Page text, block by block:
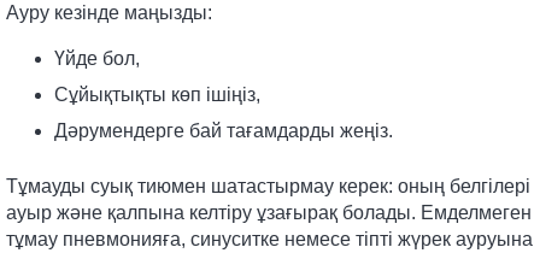
Ауру кезінде маңызды:
Үйде бол,
Сұйықтықты көп ішіңіз,
Дәрумендерге бай тағамдарды жеңіз.
Тұмауды суық тиюмен шатастырмау керек: оның белгілері
ауыр және қалпына келтіру ұзағырақ болады. Емделмеген
тұмау пневмонияға, синуситке немесе тіпті жүрек ауруына